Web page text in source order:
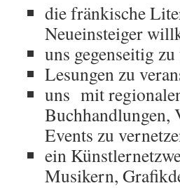
die fränkische
Neueinsteiger
uns gegenseitig
Lesungen zu
uns mit
Buchhandlungen,
Events zu
ein
Musikern,